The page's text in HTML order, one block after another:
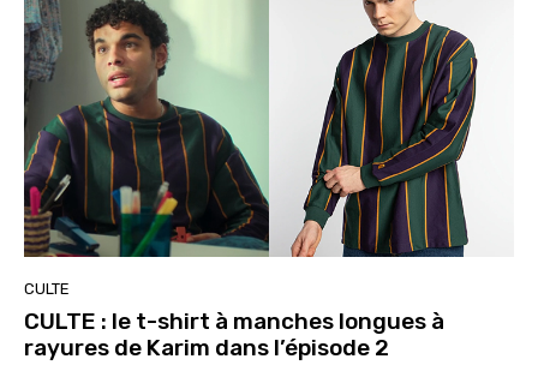
CULTE
CULTE : le t-shirt à manches longues à
rayures de Karim dans l’épisode 2